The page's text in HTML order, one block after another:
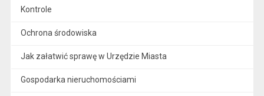
Kontrole
Ochrona środowiska
Jak załatwić sprawę w Urzędzie Miasta
Gospodarka nieruchomościami